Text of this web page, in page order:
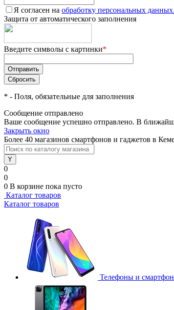
Я согласен на обработку персональных данных.
Защита от автоматического заполнения
Введите символы с картинки*
* - Поля, обязательные для заполнения
Сообщение отправлено
Ваше сообщение успешно отправлено. В
Закрыть окно
Более 40 магазинов смартфонов и гаджетов в
0
0
0 В корзине пока пусто
Каталог товаров
Каталог товаров
Телефоны и